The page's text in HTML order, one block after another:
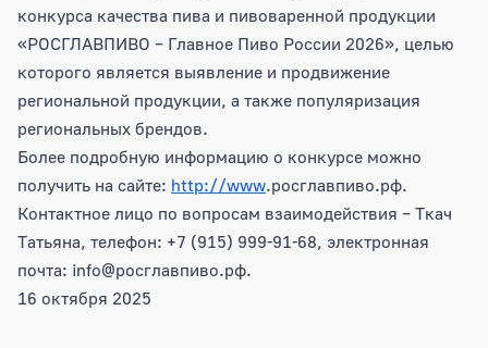
конкурса качества пива и пивоваренной продукции
«РОСГЛАВПИВО – Главное Пиво России 2026», целью
которого является выявление и продвижение
региональной продукции, а также популяризация
региональных брендов.
Более подробную информацию о конкурсе можно
получить на сайте: http://www.росглавпиво.рф.
Контактное лицо по вопросам взаимодействия – Ткач
Татьяна, телефон: +7 (915) 999-91-68, электронная
почта: info@росглавпиво.рф.
16 октября 2025